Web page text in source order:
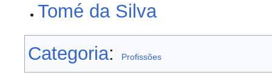
Tomé da Silva
Categoria: Profissões